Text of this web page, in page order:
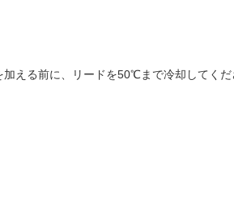
える前に、リードを50℃まで冷却してく